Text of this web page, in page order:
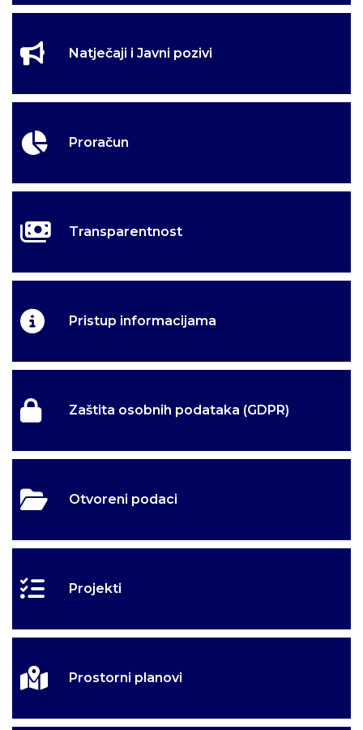
Natječaji i Javni pozivi
Proračun
Transparentnost
Pristup informacijama
Zaštita osobnih podataka (GDPR)
Otvoreni podaci
Projekti
Prostorni planovi